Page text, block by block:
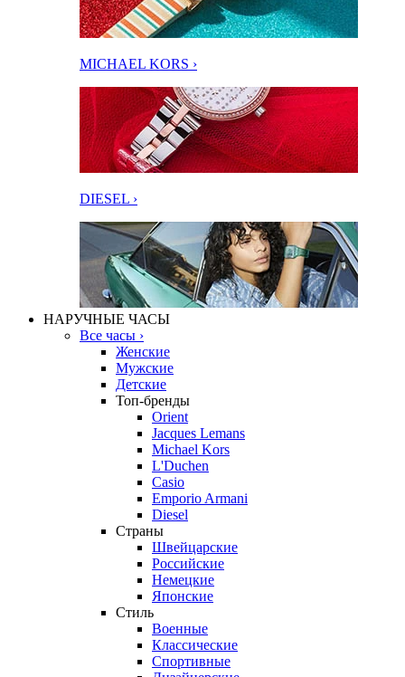
MICHAEL KORS ›
DIESEL ›
НАРУЧНЫЕ ЧАСЫ
Все часы ›
Женские
Мужские
Детские
Топ-бренды
Orient
Jacques Lemans
Michael Kors
L'Duchen
Casio
Emporio Armani
Diesel
Страны
Швейцарские
Российские
Немецкие
Японские
Стиль
Военные
Классические
Спортивные